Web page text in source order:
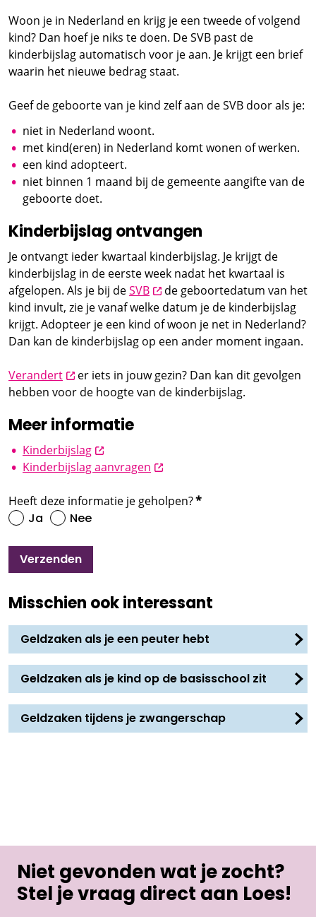
Misschien ook interessant
Geldzaken als je een peuter hebt
Geldzaken als je kind op de basisschool zit
Geldzaken tijdens je zwangerschap
Woon je in Nederland en krijg je een tweede of volgend
kind? Dan hoef je niks te doen. De SVB past de
kinderbijslag automatisch voor je aan. Je krijgt een brief
waarin het nieuwe bedrag staat.
Geef de geboorte van je kind zelf aan de SVB door als je:
niet in Nederland woont.
met kind(eren) in Nederland komt wonen of werken.
een kind adopteert.
niet binnen 1 maand bij de gemeente aangifte van de
geboorte doet.
Kinderbijslag ontvangen
Je ontvangt ieder kwartaal kinderbijslag. Je krijgt de
kinderbijslag in de eerste week nadat het kwartaal is
afgelopen. Als je bij deSVBopent nieuw scherm
de geboortedatum van het
kind invult, zie je vanaf welke datum je de kinderbijslag
krijgt. Adopteer je een kind of woon je net in Nederland?
Dan kan de kinderbijslag op een ander moment ingaan.
Verandertopent nieuw scherm
er iets in jouw gezin? Dan kan dit gevolgen
hebben voor de hoogte van de kinderbijslag.
Meer informatie
Kinderbijslagopent nieuw scherm
Kinderbijslag aanvragen opent nieuw scherm
Heeft deze informatie je geholpen?*
Ja Nee
Verzenden
Niet gevonden wat je zocht?
Stel je vraag direct aan Loes!